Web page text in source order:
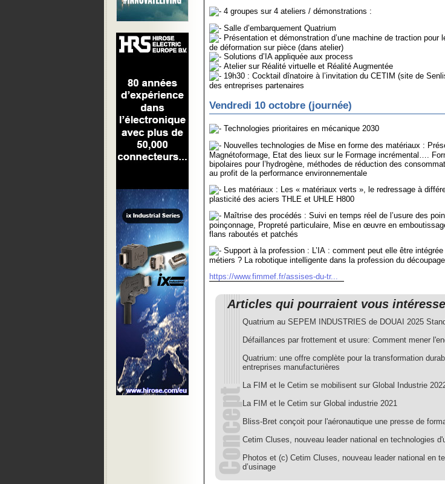
4 groupes sur 4 ateliers / démonstrations :
Salle d’embarquement Quatrium
Présentation et démonstration d’une machine de traction pour
de déformation sur pièce (dans atelier)
Solutions d’IA appliquée aux process
Atelier sur Réalité virtuelle et Réalité Augmentée
19h30 : Cocktail dînatoire à l’invitation du CETIM (site de
des entreprises partenaires
Vendredi 10 octobre (journée)
Technologies prioritaires en mécanique 2030
Nouvelles technologies de Mise en forme des matériaux :
Magnétoformage, Etat des lieux sur le Formage incrémental….
bipolaires pour l’hydrogène, méthodes de réduction des
au profit de la performance environnementale
Les matériaux : Les « matériaux verts », le redressage à
plasticité des aciers THLE et UHLE H800
Maîtrise des procédés : Suivi en temps réel de l’usure des
poinçonnage, Propreté particulaire, Mise en œuvre en
flans raboutés et patchés
Support à la profession : L’IA : comment peut elle être
métiers ? La robotique intelligente dans la profession du
https://www.fimmef.fr/assises-du-tr...
Articles qui pourraient vous
Quatrium au SEPEM INDUSTRIES de DOUAI 2025
Défaillances par frottement et usure: Comment mener
Quatrium: une offre complète pour la transformation
entreprises manufacturières
La FIM et le Cetim se mobilisent sur Global Industrie
La FIM et le Cetim sur Global industrie 2021
Bliss-Bret conçoit pour l'aéronautique une presse de
Cetim Cluses, nouveau leader national en technologies
Photos et (c) Cetim Cluses, nouveau leader national en
d’usinage